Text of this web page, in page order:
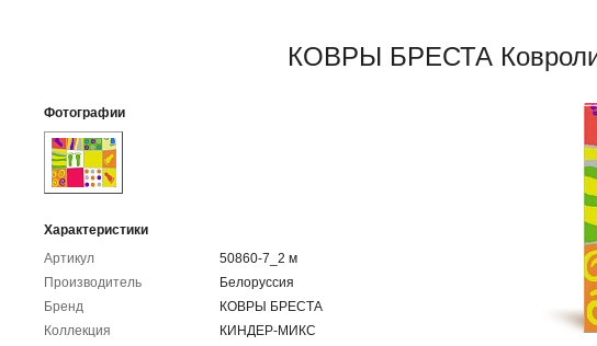
КОВРЫ БРЕСТА
Фотографии
Характеристики
Артикул
50860-7_2 м
Производитель
Белоруссия
Бренд
КОВРЫ БРЕСТА
Коллекция
КИНДЕР-МИКС